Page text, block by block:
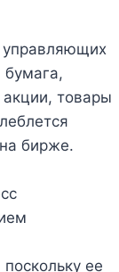
управляющих
бумага,
товары
бирже.
ее